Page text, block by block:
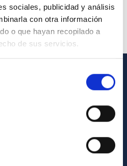
sociales, publicidad y análisis
con otra información
o que hayan recopilado a
de sus servicios.